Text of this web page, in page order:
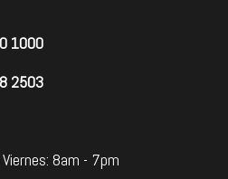
1000
2503
8am - 7pm